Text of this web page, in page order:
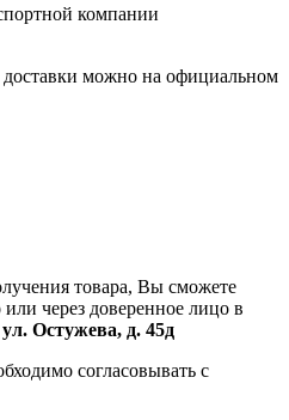
компании
доставки можно на официальном
товара, Вы сможете
или через доверенное лицо в
Остужева, д. 45д
согласовывать с